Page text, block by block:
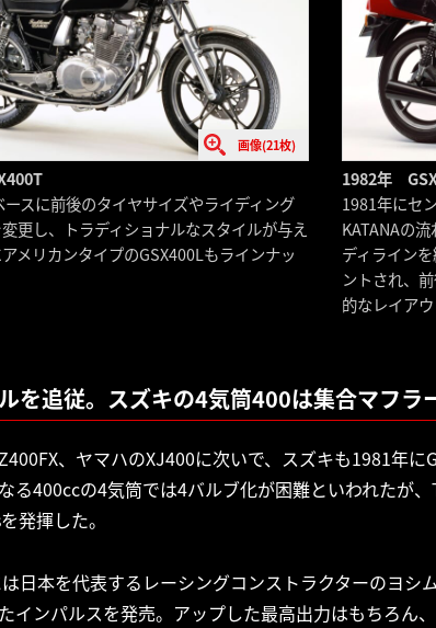
画像(21枚)
ースに前後のタイヤサイズやライディング
更し、トラディショナルなスタイルが与え
メリカンタイプのGSX400Lもラインナッ
1982年
1981年にセ
KATANAの
ディライン
ントされ、
的なレイア
を追従。スズキの4気筒400は集合マフラ
、ヤマハのXJ400に次いで、スズキも1981年
る400ccの4気筒では4バルブ化が困難といわれたが
発揮した。
日本を代表するレーシングコンストラクターのヨシ
インパルスを発売。アップした最高出力はもちろん